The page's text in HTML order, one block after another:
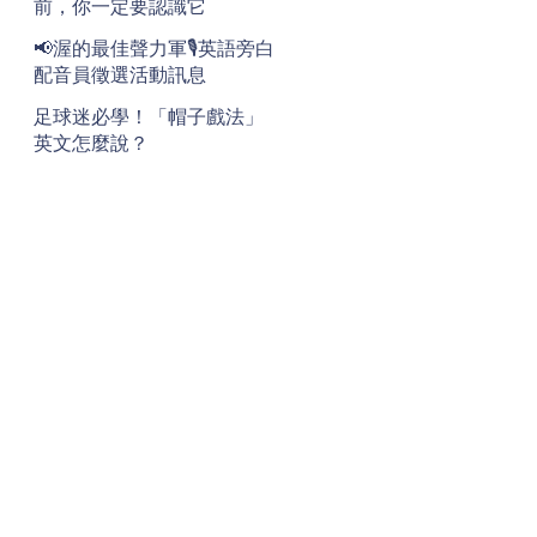
前，你一定要認識它
📢渥的最佳聲力軍🎙️英語旁白
配音員徵選活動訊息
足球迷必學！「帽子戲法」
英文怎麼說？